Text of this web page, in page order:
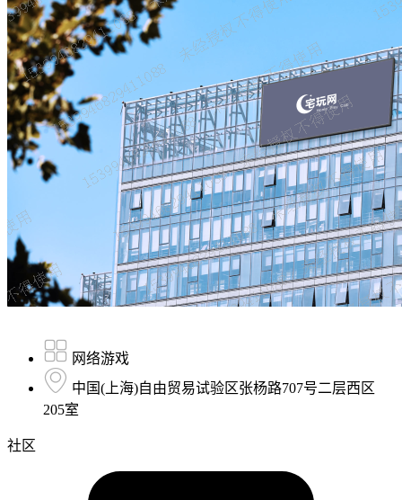
网络游戏
中国(上海)自由贸易试验区张杨路707号二层西区
205室
社区